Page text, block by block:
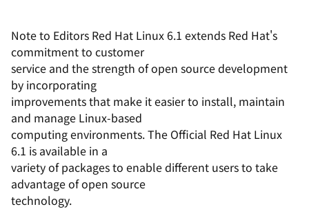
Note to Editors Red Hat Linux 6.1 extends Red Hat's
commitment to customer
service and the strength of open source development
by incorporating
improvements that make it easier to install, maintain
and manage Linux-based
computing environments. The Official Red Hat Linux
6.1 is available in a
variety of packages to enable different users to take
advantage of open source
technology.